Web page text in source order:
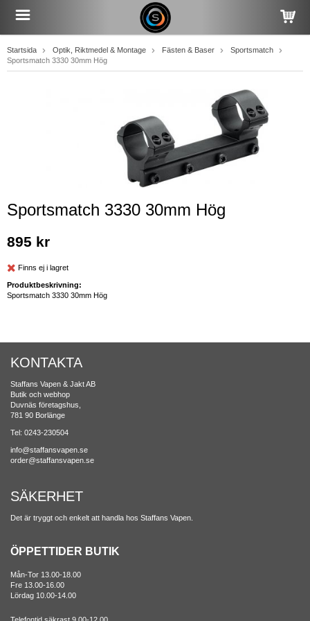
Startsida Optik, Riktmedel & Montage Fästen & Baser
Sportsmatch
Sportsmatch 3330 30mm Hög
Sportsmatch 3330 30mm Hög
895 kr
Finns ej i lagret
Produktbeskrivning:
Sportsmatch 3330 30mm Hög
KONTAKTA
Staffans Vapen & Jakt AB
Butik och webhop
Duvnäs företagshus,
781 90 Borlänge
Tel: 0243-230504
info@staffansvapen.se
order@staffansvapen.se
SÄKERHET
Det är tryggt och enkelt att handla hos Staffans Vapen.
ÖPPETTIDER BUTIK
Mån-Tor 13.00-18.00
Fre 13.00-16.00
Lördag 10.00-14.00